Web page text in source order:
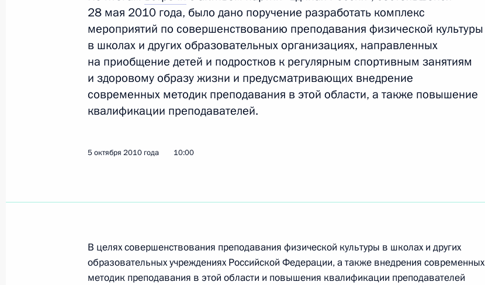
6 мая 2011 года, 18:40
О выделении средств из резервного фонда Президента
1 мая 2011 года, 11:00
Фурсенко
11 апреля 2011 года, 12:40
28 мая 2010 года, было дано поручение разработать комплекс
мероприятий по совершенствованию преподавания физической культуры
в школах и других образовательных организациях, направленных
на приобщение детей и подростков к регулярным спортивным занятиям
и здоровому образу жизни и предусматривающих внедрение
современных методик преподавания в этой области, а также повышение
квалификации преподавателей.
5 октября 2010 года 10:00
В целях совершенствования преподавания физической культуры в школах и других
образовательных учреждениях Российской Федерации, а также внедрения современных
методик преподавания в этой области и повышения квалификации преподавателей